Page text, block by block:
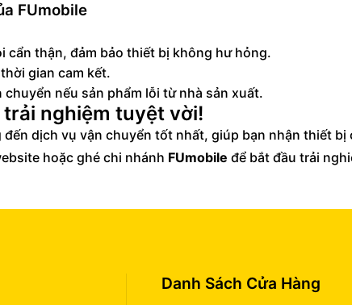
FUmobile
cẩn thận, đảm bảo thiết bị không hư hỏng.
gian cam kết.
chuyển nếu sản phẩm lỗi từ nhà sản xuất.
nghiệm tuyệt vời!
đến dịch vụ vận chuyển tốt nhất, giúp bạn nhận thiết
hoặc ghé chi nhánh FUmobile để bắt đầu trải
Danh Sách Cửa Hàng